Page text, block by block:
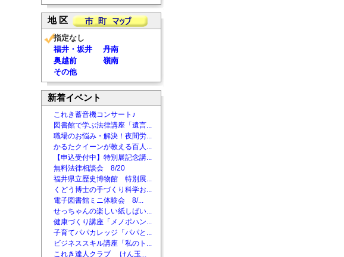
地 区
指定なし
福井・坂井
丹南
奥越前
嶺南
その他
新着イベント
これき蓄音機コンサート♪
図書館で学ぶ法律講座「遺言...
職場のお悩み・解決！夜間労...
かるたクイーンが教える百人...
【申込受付中】特別展記念講...
無料法律相談会 8/20
福井県立歴史博物館 特別展...
くどう博士の手づくり科学お...
電子図書館ミニ体験会 8/...
せっちゃんの楽しい紙しばい...
健康づくり講座「メノポハン...
子育てパパカレッジ「パパと...
ビジネススキル講座「私のト...
これき達人クラブ けん玉...